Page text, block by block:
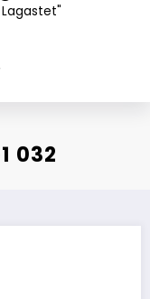
032